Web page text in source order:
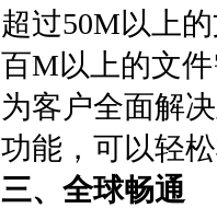
超过50M以上
百M以上的文
为客户全面解
功能，可以轻
三、全球畅通